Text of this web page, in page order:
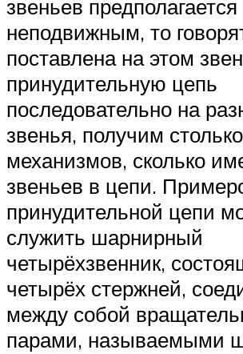
звеньев предполагается
неподвижным, то
поставлена на этом
принудительную цепь
последовательно на
звенья, получим столько
механизмов, сколько
звеньев в цепи.
принудительной цепи
служить шарнирный
четырёхзвенник,
четырёх стержней,
между собой
парами, называемыми